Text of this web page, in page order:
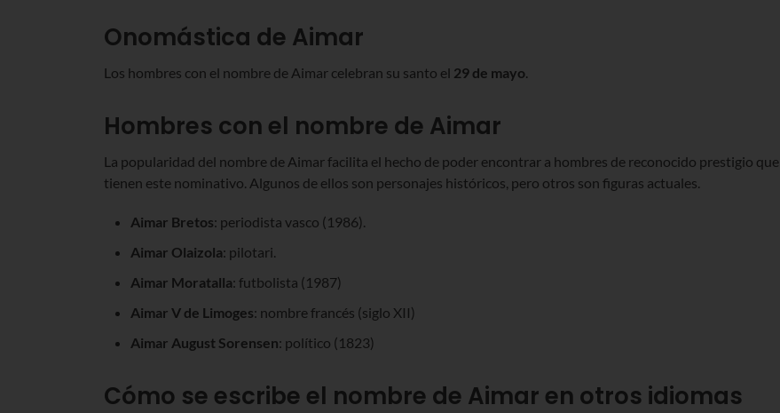
Onomástica de Aimar
Los hombres con el nombre de Aimar celebran su santo el 29 de mayo.
Hombres con el nombre de Aimar
La popularidad del nombre de Aimar facilita el hecho de poder encontrar a hombres de reconocido prestigio que
tienen este nominativo. Algunos de ellos son personajes históricos, pero otros son figuras actuales.
Aimar Bretos: periodista vasco (1986).
Aimar Olaizola: pilotari.
Aimar Moratalla: futbolista (1987)
Aimar V de Limoges: nombre francés (siglo XII)
Aimar August Sorensen: político (1823)
Cómo se escribe el nombre de Aimar en otros idiomas